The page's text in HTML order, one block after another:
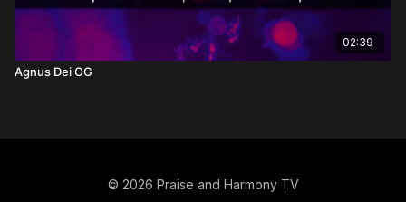
02:39
Agnus Dei OG
© 2026 Praise and Harmony TV